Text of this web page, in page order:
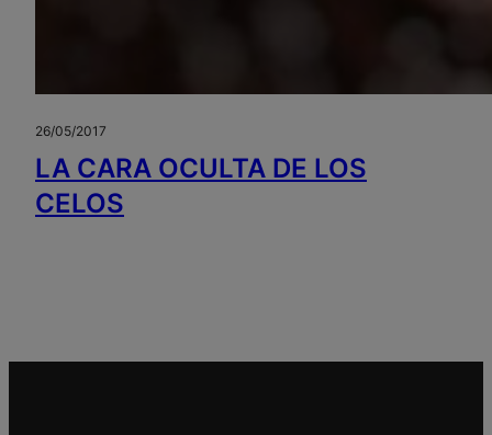
26/05/2017
LA CARA OCULTA DE LOS
CELOS